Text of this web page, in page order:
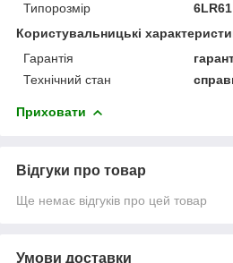
Типорозмір
6LR61
Користувальницькі
Гарантія
Технічний стан
Приховати
Відгуки про товар
Ще немає відгуків про цей товар
Умови доставки